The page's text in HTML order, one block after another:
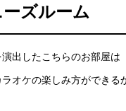
ズルーム
出したこちらのお部屋は
オケの楽しみ方ができる